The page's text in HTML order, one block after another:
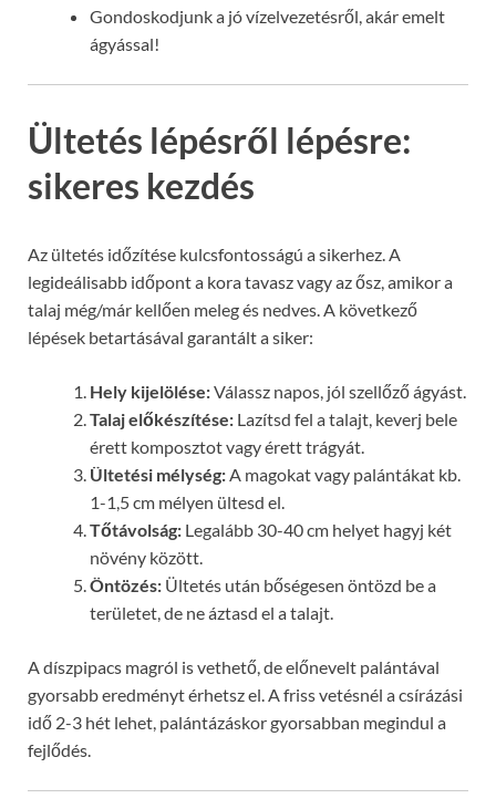
Gondoskodjunk a jó vízelvezetésről, akár emelt
ágyással!
Ültetés lépésről lépésre:
sikeres kezdés
Az ültetés időzítése kulcsfontosságú a sikerhez. A
legideálisabb időpont a kora tavasz vagy az ősz, amikor a
talaj még/már kellően meleg és nedves. A következő
lépések betartásával garantált a siker:
Hely kijelölése:Válassz napos, jól szellőző ágyást.
Talaj előkészítése: Lazítsd fel a talajt, keverj bele
érett komposztot vagy érett trágyát.
Ültetési mélység: A magokat vagy palántákat kb.
1-1,5 cm mélyen ültesd el.
Tőtávolság: Legalább 30-40 cm helyet hagyj két
növény között.
Öntözés: Ültetés után bőségesen öntözd be a
területet, de ne áztasd el a talajt.
A díszpipacs magról is vethető, de előnevelt palántával
gyorsabb eredményt érhetsz el. A friss vetésnél a csírázási
idő 2-3 hét lehet, palántázáskor gyorsabban megindul a
fejlődés.